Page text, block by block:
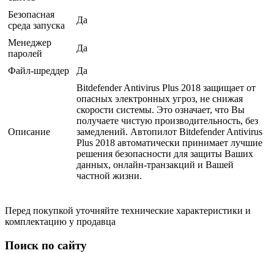
Безопасная
среда запуска
Да
Менеджер
паролей
Да
Файл-шреддер Да
Описание
Bitdefender Antivirus Plus 2018 защищает от
опасных электронных угроз, не снижая
скорости системы. Это означает, что Вы
получаете чистую производительность, без
замедлений. Автопилот Bitdefender Antivirus
Plus 2018 автоматически принимает лучшие
решения безопасности для защиты Ваших
данных, онлайн-транзакций и Вашей
частной жизни.
Перед покупкой уточняйте технические характеристики и
комплектацию у продавца
Поиск по сайту